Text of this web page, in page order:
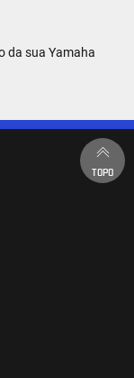
da sua Yamaha
TOPO